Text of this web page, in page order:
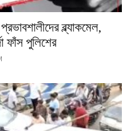
ব্ল্যাকমেল,
ফাঁস পুলিশের